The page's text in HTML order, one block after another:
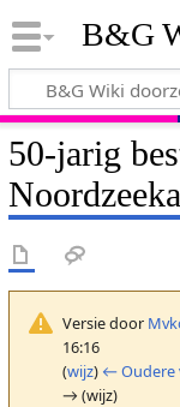
B&G
50-jarig
Versie door
16:16
(wijz) ← Oudere
→ (wijz)